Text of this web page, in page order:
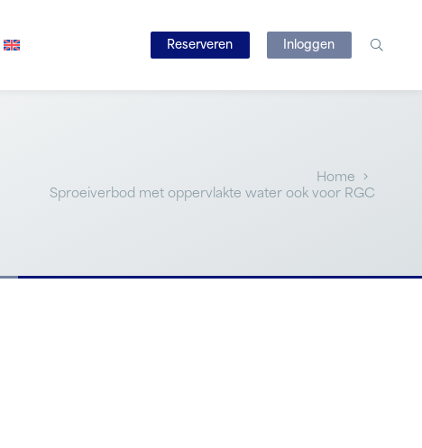
Reserveren Inloggen
Home
Sproeiverbod met oppervlakte water ook voor RGC